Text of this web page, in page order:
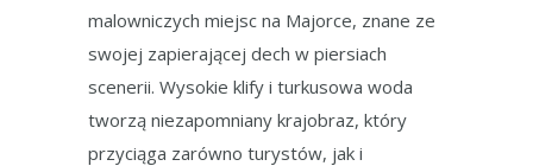
malowniczych miejsc na Majorce, znane ze
swojej zapierającej dech w piersiach
scenerii. Wysokie klify i turkusowa woda
tworzą niezapomniany krajobraz, który
przyciąga zarówno turystów, jak i